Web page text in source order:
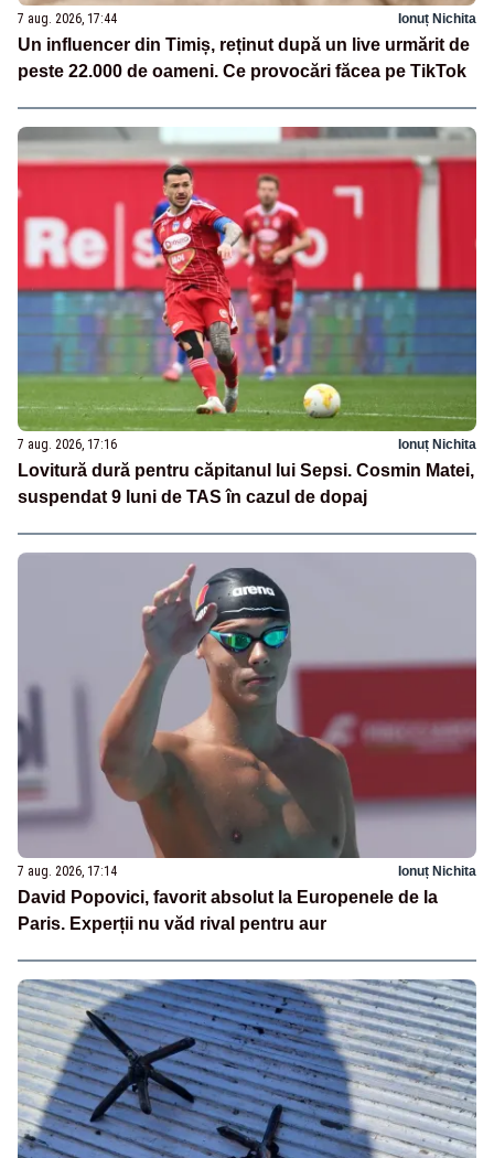
7 aug. 2026, 17:44 Ionuț Nichita
Un influencer din Timiș, reținut după un live urmărit de
peste 22.000 de oameni. Ce provocări făcea pe TikTok
7 aug. 2026, 17:16 Ionuț Nichita
Lovitură dură pentru căpitanul lui Sepsi. Cosmin Matei,
suspendat 9 luni de TAS în cazul de dopaj
7 aug. 2026, 17:14 Ionuț Nichita
David Popovici, favorit absolut la Europenele de la
Paris. Experții nu văd rival pentru aur